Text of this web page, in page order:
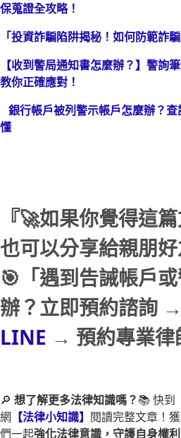
保蒐證全攻略！
「投資詐騙陷阱揭秘！如何防範詐
【收到警局通知書怎麼辦？】警詢
教你正確應對！
銀行帳戶被列警示帳戶怎麼辦？
懂
『🚀如果你覺得這
也可以分享給親朋好
🎯「遇到告誡帳戶
辦？立即預約諮詢
LINE → 預約專業律
🔎 想了解更多法律知識嗎？📚 快到
網 【法律小知識】 閱讀完整文章！
們一起強化法律意識，守護自身權利